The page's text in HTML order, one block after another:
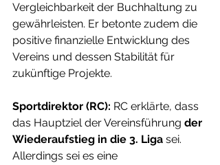
Vergleichbarkeit der Buchhaltung zu
gewährleisten. Er betonte zudem die
positive finanzielle Entwicklung des
Vereins und dessen Stabilität für
zukünftige Projekte.
Sportdirektor (RC): RC erklärte, dass
das Hauptziel der Vereinsführung der
Wiederaufstieg in die 3. Liga sei.
Allerdings sei es eine